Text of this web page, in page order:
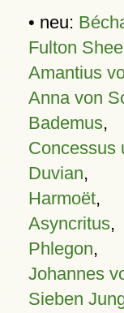
• neu:
Fulton
Amantius
Anna von
Bademus,
Concessus
Duvian,
Harmoët,
Asyncritus,
Phlegon,
Johannes
Sieben